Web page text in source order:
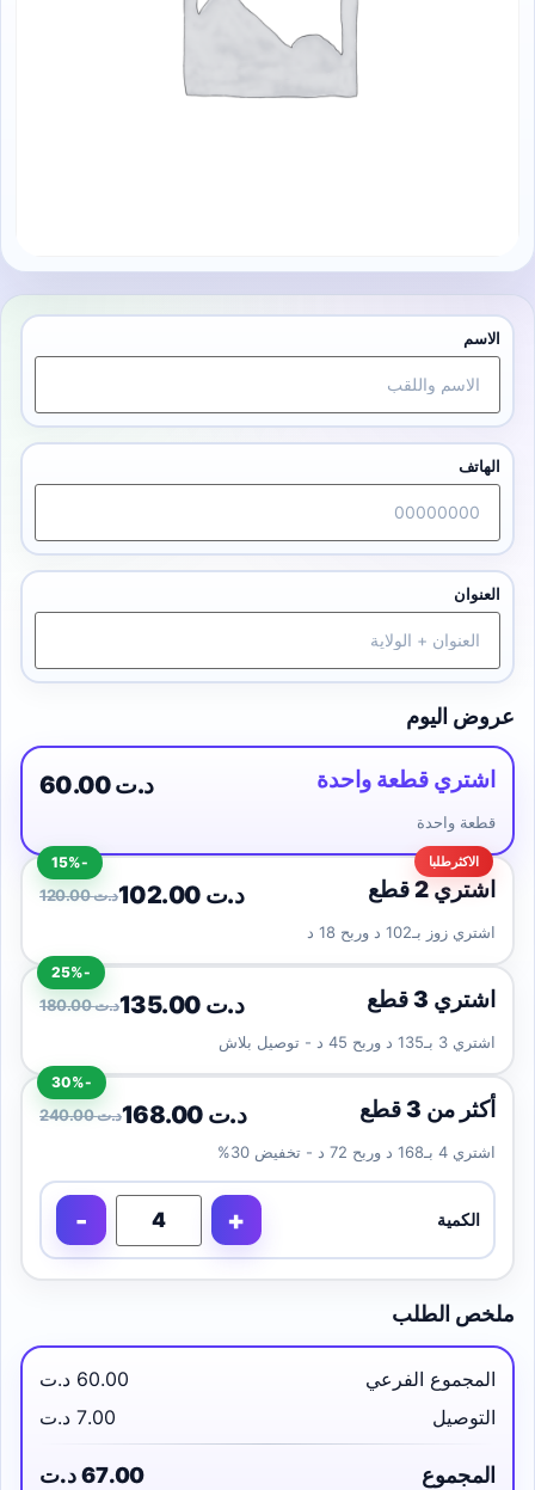
الاسم
الهاتف
العنوان
عروض اليوم
60.00 د.ت اشتري قطعة واحدة
قطعة واحدة
120.00 د.ت 102.00 د.ت اشتري 2 قطع
اشتري زوز بـ102 د وربح 18 د
-15%
180.00 د.ت 135.00 د.ت اشتري 3 قطع
اشتري 3 بـ135 د وربح 45 د - توصيل بلاش
-25%
240.00 د.ت 168.00 د.ت أكثر من 3 قطع
اشتري 4 بـ168 د وربح 72 د - تخفيض 30%
الكمية - +
-30%
ملخص الطلب
المجموع الفرعي
60.00 د.ت
التوصيل
7.00 د.ت
المجموع 67.00 د.ت